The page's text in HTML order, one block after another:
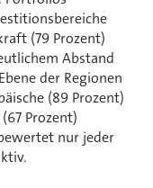
(79 Prozent)
Abstand
der Regionen
(89 Prozent)
Prozent)
nur jeder